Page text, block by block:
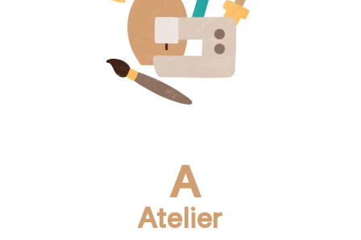
A
Atelier